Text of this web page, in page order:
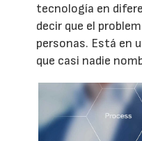
tecnología en
decir que el
personas. Está en
que casi nadie